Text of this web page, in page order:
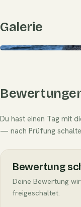
Galerie
Du hast einen Tag mit
— nach Prüfung
Bewertung
Deine Bewertung
freigeschaltet.